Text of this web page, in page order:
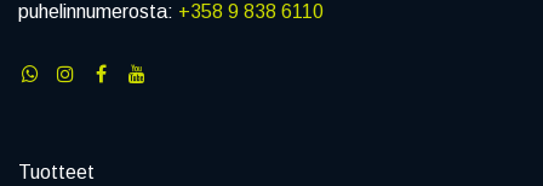
puhelinnumerosta: +358 9 838 6110
Tuotteet